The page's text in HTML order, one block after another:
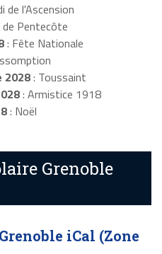
de l'Ascension
de Pentecôte
: Fête Nationale
2028: Toussaint
: Armistice 1918
: Noël
Grenoble
iCal (Zone